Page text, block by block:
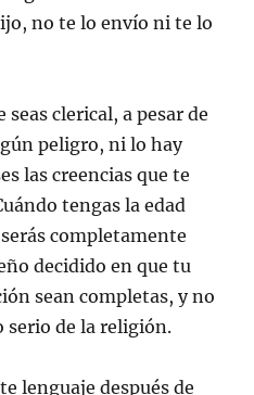
no te lo envío ni te lo
seas clerical, a pesar de
peligro, ni lo hay
las creencias que te
tengas la edad
completamente
decidido en que tu
sean completas, y no
serio de la religión.
lenguaje después de